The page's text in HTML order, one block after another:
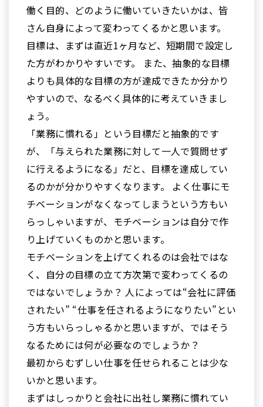
働く目的、どのように働いていきたいかは、皆
さん自身によって変わってくるかと思います。
目標は、まずは直近1ヶ月など、短期間で設定し
た方がわかりやすいです。 また、抽象的な目標
よりも具体的な目標の方が達成できたか分かり
やすいので、なるべく具体的に考えていきまし
ょう。
「業務に慣れる」という目標だと抽象的です
が、「与えられた業務に対して一人で質問せず
に行えるようになる」だと、目標を達成してい
るのかが分かりやすくなります。 よく仕事にモ
チベーションがなくなってしまうという方もい
らっしゃいますが、モチベーションは自分で作
り上げていくものかと思います。
モチベーションを上げてくれるのは会社ではな
く、自分の目標の立て方次第で変わってくるの
ではないでしょうか？ 人によっては“会社に評価
されたい” “仕事を任されるようになりたい”とい
う方もいらっしゃるかと思いますが、ではそう
なるためには何が必要なのでしょうか？
最初からむずしい仕事を任せられることは少な
いかと思います。
まずはしっかりと会社に出社し業務に慣れてい